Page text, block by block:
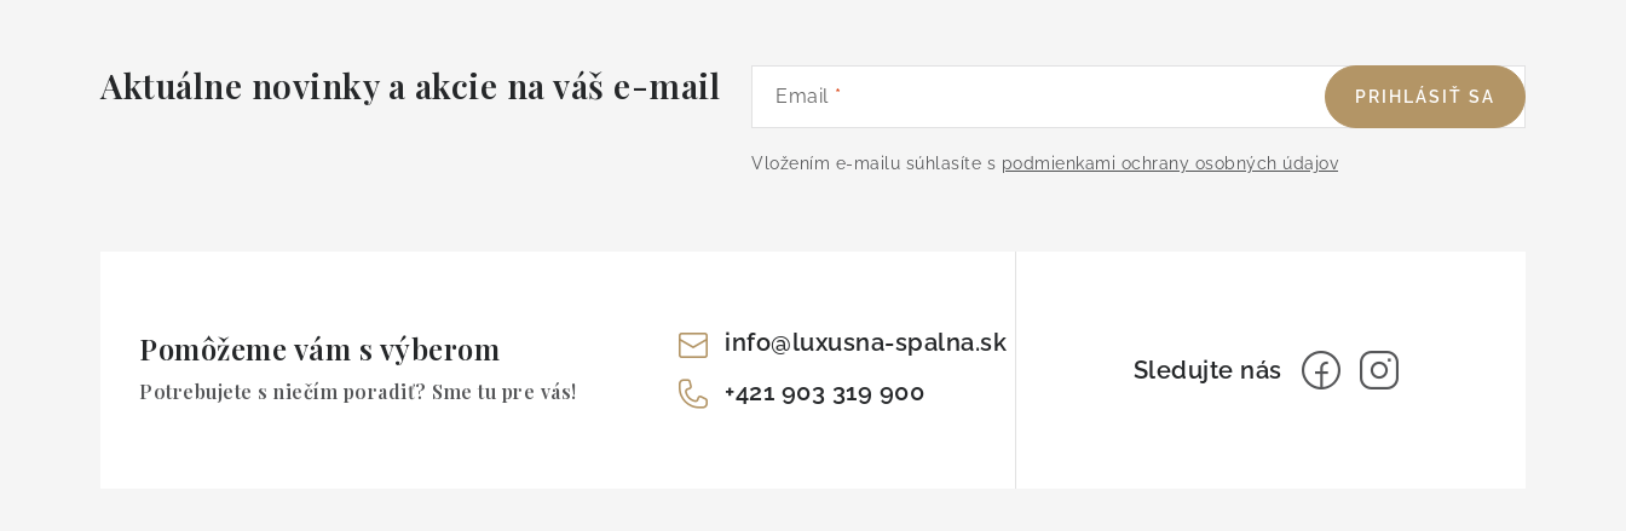
Aktuálne novinky a akcie na váš e-mail Email
Vložením e-mailu súhlasíte s podmienkami ochrany osobných údajov
PRIHLÁSIŤ SA
Pomôžeme vám s výberom
Potrebujete s niečím poradiť? Sme tu pre vás!
info@luxusna-spalna.sk
+421 903 319 900